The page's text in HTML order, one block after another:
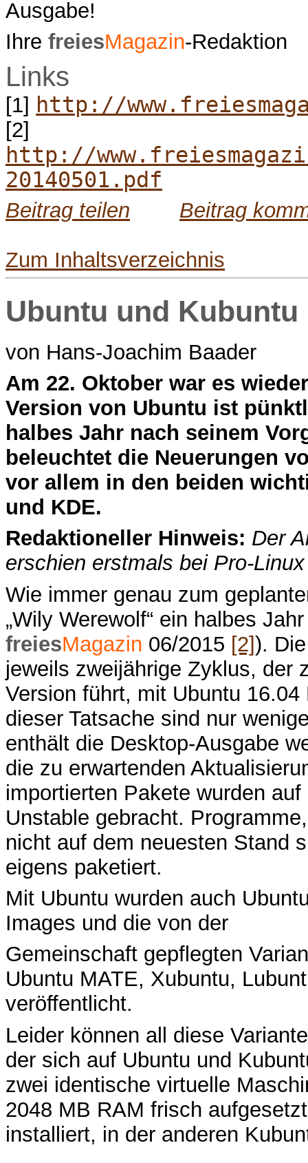
Ausgabe!
Ihre freiesMagazin-Redaktion
Links
[1] http://
[2]
http://
20140501.pdf
Beitrag teilen Beitrag
Zum Inhaltsverzeichnis
Ubuntu und Kubuntu
von Hans-Joachim Baader
Am 22. Oktober war es
Version von Ubuntu ist
halbes Jahr nach seinem
beleuchtet die Neuerungen
vor allem in den beiden
und KDE.
Redaktioneller Hinweis: Der
erschien erstmals bei Pro-
Wie immer genau zum
„Wily Werewolf“ ein halbes
freiesMagazin 06/2015 [2]).
jeweils zweijährige Zyklus, der
Version führt, mit Ubuntu
dieser Tatsache sind nur
enthält die Desktop-Ausgabe
die zu erwartenden
importierten Pakete wurden
Unstable gebracht.
nicht auf dem neuesten Stand
eigens paketiert.
Mit Ubuntu wurden auch
Images und die von der
Gemeinschaft gepflegten
Ubuntu MATE, Xubuntu,
veröffentlicht.
Leider können all diese
der sich auf Ubuntu und
zwei identische virtuelle
2048 MB RAM frisch
installiert, in der anderen